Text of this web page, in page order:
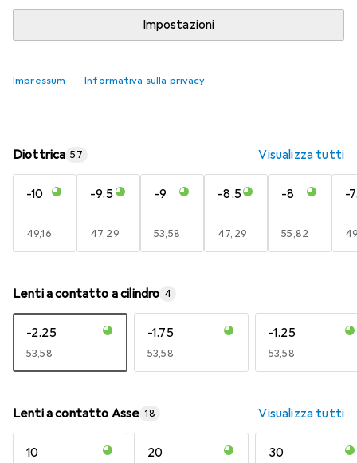
Impostazioni
Impressum Informativa sulla privacy
Aggiungi al carrello
Diottrica 57 Visualizza tutti
-10
EUR
49,16
-9.5
EUR
47,29
-9
EUR
53,58
-8.5
EUR
47,29
-8
EUR
55,82
-
Lenti a contatto a cilindro 4
-2.25
EUR
53,58
-1.75
EUR
53,58
-1.25
EUR
53,58
Lenti a contatto Asse 18 Visualizza tutti
10 20 30